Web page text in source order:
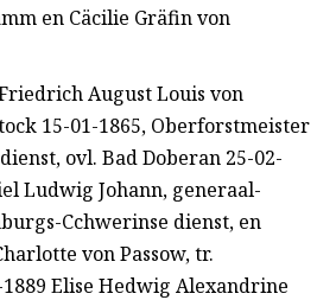
en Cäcilie Gräfin von
August Louis von
15-01-1865, Oberforstmeister
ovl. Bad Doberan 25-02-
Ludwig Johann, generaal-
Cchwerinse dienst, en
von Passow, tr.
Elise Hedwig Alexandrine